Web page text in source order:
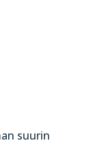
suurin